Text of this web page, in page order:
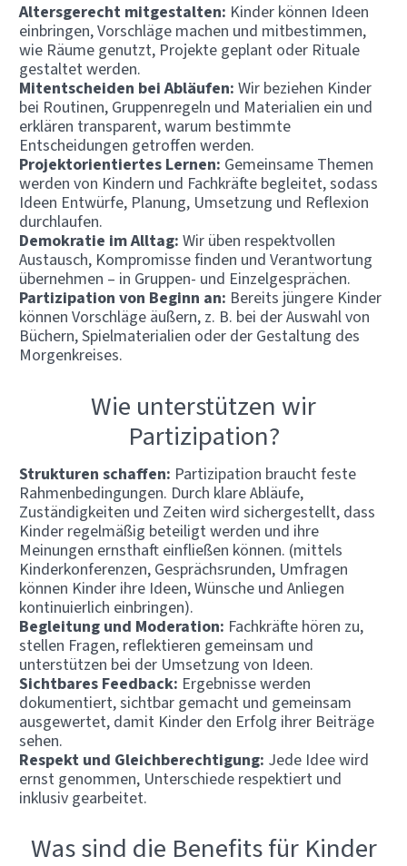
Altersgerecht mitgestalten: Kinder können Ideen
einbringen, Vorschläge machen und mitbestimmen,
wie Räume genutzt, Projekte geplant oder Rituale
gestaltet werden.
Mitentscheiden bei Abläufen: Wir beziehen Kinder
bei Routinen, Gruppenregeln und Materialien ein und
erklären transparent, warum bestimmte
Entscheidungen getroffen werden.
Projektorientiertes Lernen: Gemeinsame Themen
werden von Kindern und Fachkräfte begleitet, sodass
Ideen Entwürfe, Planung, Umsetzung und Reflexion
durchlaufen.
Demokratie im Alltag: Wir üben respektvollen
Austausch, Kompromisse finden und Verantwortung
übernehmen – in Gruppen- und Einzelgesprächen.
Partizipation von Beginn an: Bereits jüngere Kinder
können Vorschläge äußern, z. B. bei der Auswahl von
Büchern, Spielmaterialien oder der Gestaltung des
Morgenkreises.
Wie unterstützen wir
Partizipation?
Strukturen schaffen: Partizipation braucht feste
Rahmenbedingungen. Durch klare Abläufe,
Zuständigkeiten und Zeiten wird sichergestellt, dass
Kinder regelmäßig beteiligt werden und ihre
Meinungen ernsthaft einfließen können. (mittels
Kinderkonferenzen, Gesprächsrunden, Umfragen
können Kinder ihre Ideen, Wünsche und Anliegen
kontinuierlich einbringen).
Begleitung und Moderation: Fachkräfte hören zu,
stellen Fragen, reflektieren gemeinsam und
unterstützen bei der Umsetzung von Ideen.
Sichtbares Feedback: Ergebnisse werden
dokumentiert, sichtbar gemacht und gemeinsam
ausgewertet, damit Kinder den Erfolg ihrer Beiträge
sehen.
Respekt und Gleichberechtigung: Jede Idee wird
ernst genommen, Unterschiede respektiert und
inklusiv gearbeitet.
Was sind die Benefits für Kinder